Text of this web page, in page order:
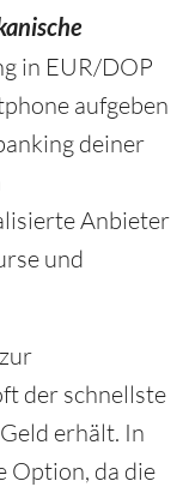
in EUR/DOP
aufgeben
deiner
Anbieter
und
der schnellste
erhält. In
Option, da die